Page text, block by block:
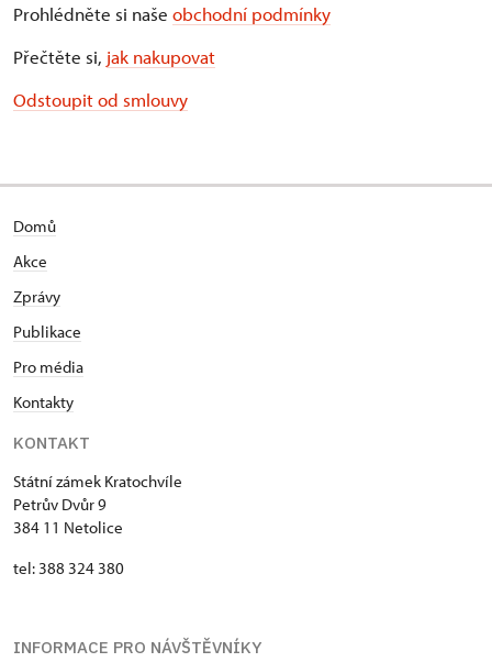
Prohlédněte si naše obchodní podmínky
Přečtěte si, jak nakupovat
Odstoupit od smlouvy
Domů
Akce
Zprávy
Publikace
Pro média
Kontakty
KONTAKT
Státní zámek Kratochvíle
Petrův Dvůr 9
384 11 Netolice
tel: 388 324 380
INFORMACE PRO NÁVŠTĚVNÍKY